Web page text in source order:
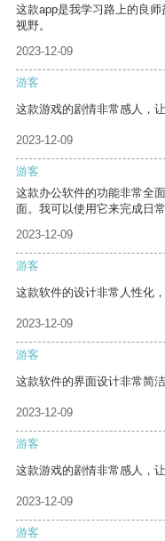
这款app是我学习路上的良
视野。
2023-12-09
游客
这款游戏的剧情非常感人，
2023-12-09
游客
这款办公软件的功能非常全
面。我可以使用它来完成日
2023-12-09
游客
这款软件的设计非常人性化
2023-12-09
游客
这款软件的界面设计非常简洁
2023-12-09
游客
这款游戏的剧情非常感人，
2023-12-09
游客